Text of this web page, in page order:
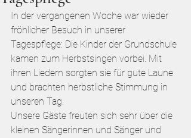
In der vergangenen Woche war wieder
fröhlicher Besuch in unserer
Tagespflege: Die Kinder der Grundschule
kamen zum Herbstsingen vorbei. Mit
ihren Liedern sorgten sie für gute Laune
und brachten herbstliche Stimmung in
unseren Tag.
Unsere Gäste freuten sich sehr über die
kleinen Sängerinnen und Sänger und